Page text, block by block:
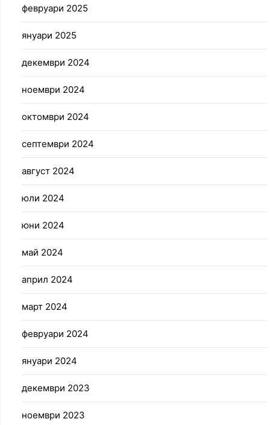
февруари 2025
януари 2025
декември 2024
ноември 2024
октомври 2024
септември 2024
август 2024
юли 2024
юни 2024
май 2024
април 2024
март 2024
февруари 2024
януари 2024
декември 2023
ноември 2023